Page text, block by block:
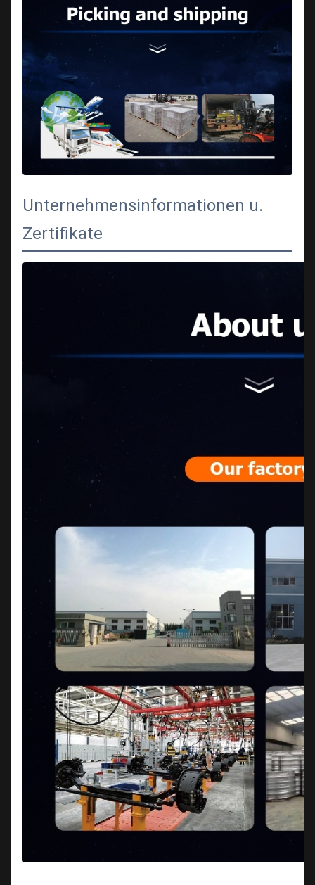
Unternehmensinformationen u.
Zertifikate